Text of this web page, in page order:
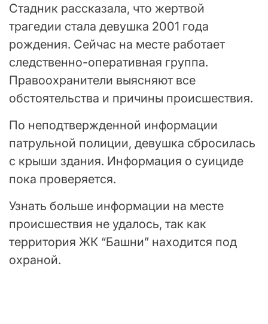
Стадник рассказала, что жертвой
трагедии стала девушка 2001 года
рождения. Сейчас на месте работает
следственно-оперативная группа.
Правоохранители выясняют все
обстоятельства и причины происшествия.
По неподтвержденной информации
патрульной полиции, девушка сбросилась
с крыши здания. Информация о суициде
пока проверяется.
Узнать больше информации на месте
происшествия не удалось, так как
территория ЖК “Башни” находится под
охраной.